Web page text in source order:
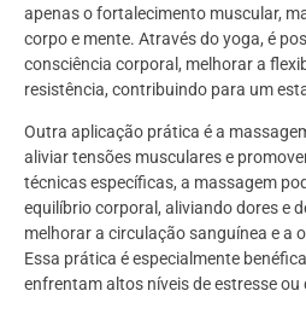
apenas o fortalecimento muscular,
corpo e mente. Através do yoga, é
consciência corporal, melhorar a
resistência, contribuindo para um
Outra aplicação prática é a
aliviar tensões musculares e
técnicas específicas, a massagem
equilíbrio corporal, aliviando dores e
melhorar a circulação sanguínea e a
Essa prática é especialmente
enfrentam altos níveis de estresse